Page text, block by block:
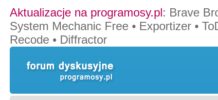
Aktualizacje na programosy.pl: Brave
System Mechanic Free • Exportizer •
Recode • Diffractor